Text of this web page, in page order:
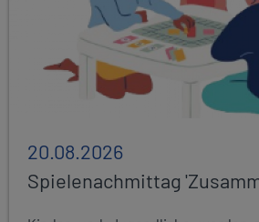
20.08.2026
Spielenachmittag